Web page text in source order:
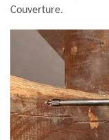
Couverture.